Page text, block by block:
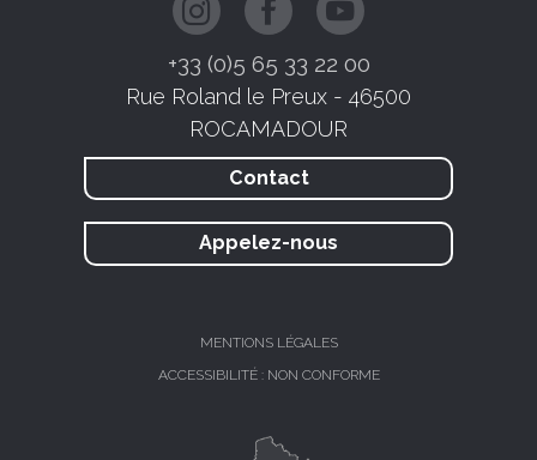
+33 (0)5 65 33 22 00
Rue Roland le Preux - 46500
ROCAMADOUR
Contact
Appelez-nous
MENTIONS LÉGALES
ACCESSIBILITÉ : NON CONFORME